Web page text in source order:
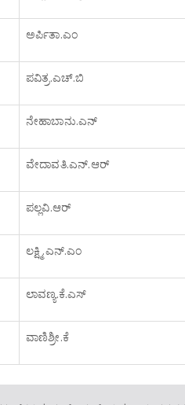
ಅರ್ಪಿತಾ.ಎಂ
ಪವಿತ್ರ.ಎಚ್.ಬಿ
ನೇಹಾಬಾನು.ಎನ್
ವೇದಾವತಿ.ಎನ್.ಆರ್
ಪಲ್ಲವಿ.ಆರ್
ಲಕ್ಷ್ಮಿ.ಎನ್.ಎಂ
ಲಾವಣ್ಯ.ಕೆ.ಎಸ್
ವಾಣಿಶ್ರೀ.ಕೆ